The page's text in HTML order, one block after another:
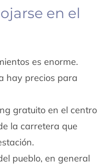
en el
es enorme.
hay precios para
gratuito en el centro
la carretera que
pueblo, en general